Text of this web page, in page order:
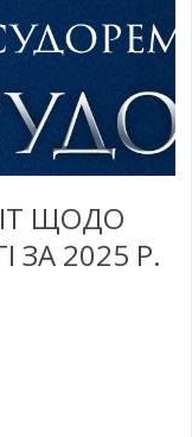
ЩОДО
ЗА 2025 Р.